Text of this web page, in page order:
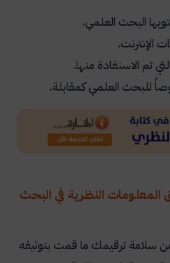
البحث العلمي.
الإنترنت.
تم الاستفادة منها.
للبحث العلمي كمقابلة.
النظرية في البحث
من سلامة ترقيمك ما قمت بتوثيقه